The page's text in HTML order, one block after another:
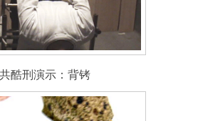
酷刑演示：背铐